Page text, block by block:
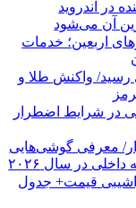
در اندروید
آن می‌شود
اربعین؛ خدمات
رسید/ واکنش طلا و
در شرایط اضطرار
بازار/ معرفی گوشی‌هایی
در سال ۲۰۲۶
قیمت+ جدول